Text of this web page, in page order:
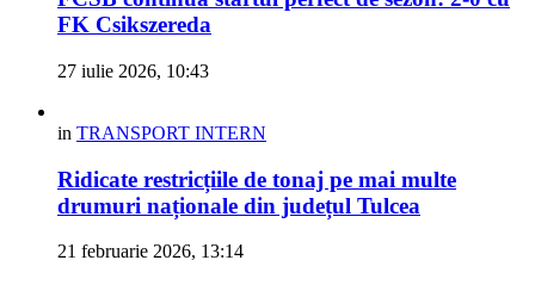
FK Csikszereda
27 iulie 2026, 10:43
in TRANSPORT INTERN
Ridicate restricțiile de tonaj pe mai multe
drumuri naționale din județul Tulcea
21 februarie 2026, 13:14